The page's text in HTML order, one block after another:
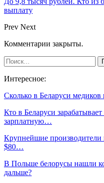
выплату
Prev Next
Комментарии закрыты.
Интересное:
Сколько в Беларуси
Кто в Беларуси
зарплатную…
Крупнейшие производители
$80…
В Польше белорусы нашли
дальше?